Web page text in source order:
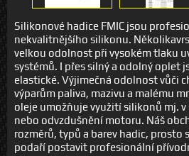
Silikonové hadice FMIC jsou
nekvalitnějšího silikonu.
velkou odolnost při vysokém tlaku
systémů. I přes silný a odolný oplet
elastické. Výjimečná odolnost vůči
výparům paliva, mazivu a malému
oleje umožňuje využití silikonů mj. v
nebo odvzdušnění motoru. Náš
rozměrů, typů a barev hadic, prosto
podaří postavit profesionální